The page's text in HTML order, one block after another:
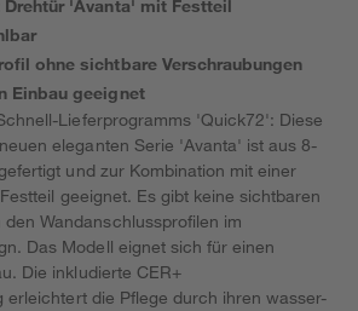
'Avanta' mit Festteil
ohne sichtbare Verschraubungen
Einbau geeignet
Lieferprogramms 'Quick72': Diese
eleganten Serie 'Avanta' ist aus 8-
und zur Kombination mit einer
geeignet. Es gibt keine sichtbaren
Wandanschlussprofilen im
Das Modell eignet sich für einen
Die inkludierte CER+
erleichtert die Pflege durch ihren wasser-